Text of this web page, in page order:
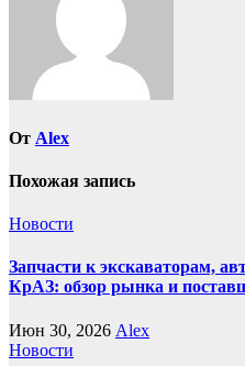
От Alex
Похожая запись
Новости
Запчасти к экскаваторам,
КрАЗ: обзор рынка и
Июн 30, 2026 Alex
Новости